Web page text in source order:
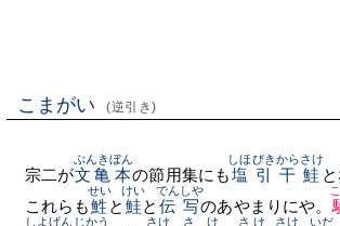
こまがい (逆引き)
宗二が文亀本
ぶんきぼん
の節用集にも塩引干鮭
しほびきからさけ
これらも鮏
せい
と 鮭
けい
と 伝写
でんしや
のあやまりにや。
しよげんじかう さけ さけ さけ さけ いだ